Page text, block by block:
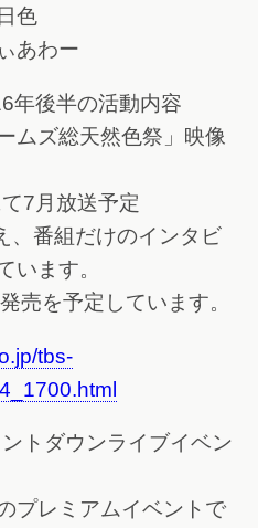
色
あわー
年後半の活動内容
ムズ総天然色祭」映像
7月放送予定
、番組だけのインタビ
います。
売を予定しています。
tbs-
トダウンライブイベン
プレミアムイベントで